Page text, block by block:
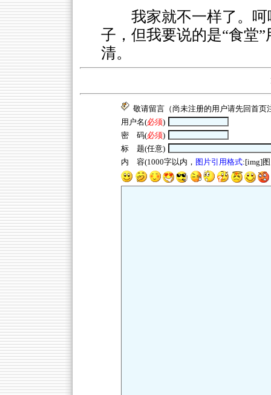
我家就不一样了。
子，但我要说的是“食堂
清。
敬请留言（尚未注册的用户请先回首页
用户名(必须)
密 码(必须)
标 题(任意)
内 容(1000字以内， 图片引用格式:[img]